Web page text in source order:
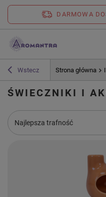
DARMOWA
Wstecz Strona główna
ŚWIECZNIKI I
Zmień sortowanie
Najlepsza trafność